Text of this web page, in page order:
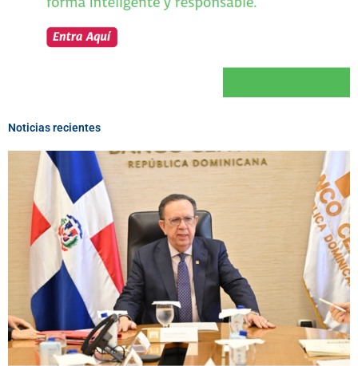
Noticias recientes